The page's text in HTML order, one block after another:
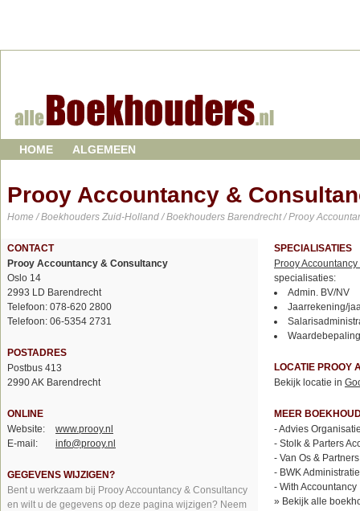
HOME ALGEMEEN
Prooy Accountancy &
Home /Boekhouders Zuid-Holland/Boekhouders Barendrecht/ Prooy
CONTACT
Prooy Accountancy & Consultancy
Oslo 14
2993 LD Barendrecht
Telefoon: 078-620 2800
Telefoon: 06-5354 2731
POSTADRES
Postbus 413
2990 AK Barendrecht
ONLINE
Website:
www.prooy.nl
E-mail:
info@prooy.nl
GEGEVENS WIJZIGEN?
Bent u werkzaam bij Prooy Accountancy & Consultancy
en wilt u de gegevens op deze pagina wijzigen? Neem
SPECIALISATIES
Prooy
specialisaties:
Admin. BV/NV
Jaarrekening/
LOCATIE PROOY
Bekijk locatie in
MEER
-Advies
- Stolk & Parters
- Van Os &
- BWK
- With Accountancy
» Bekijk alle